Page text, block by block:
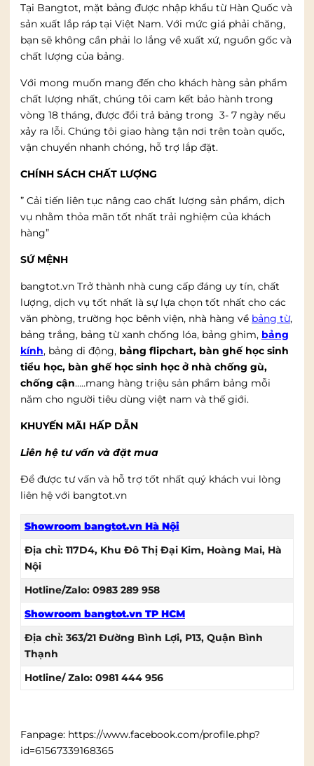
Tại Bangtot, mặt bảng được nhập khẩu từ Hàn Quốc và
sản xuất lắp ráp tại Việt Nam. Với mức giá phải chăng,
bạn sẽ không cần phải lo lắng về xuất xứ, nguồn gốc và
chất lượng của bảng.
Với mong muốn mang đến cho khách hàng sản phẩm
chất lượng nhất, chúng tôi cam kết bảo hành trong
vòng 18 tháng, được đổi trả bảng trong 3- 7 ngày nếu
xảy ra lỗi. Chúng tôi giao hàng tận nơi trên toàn quốc,
vận chuyển nhanh chóng, hỗ trợ lắp đặt.
CHÍNH SÁCH CHẤT LƯỢNG
” Cải tiến liên tục nâng cao chất lượng sản phẩm, dịch
vụ nhằm thỏa mãn tốt nhất trải nghiệm của khách
hàng”
SỨ MỆNH
bangtot.vn Trở thành nhà cung cấp đáng uy tín, chất
lượng, dịch vụ tốt nhất là sự lựa chọn tốt nhất cho các
văn phòng, trường học bênh viện, nhà hàng về bảng từ,
bảng trắng, bảng từ xanh chống lóa, bảng ghim, bảng
kính, bảng di động, bảng flipchart, bàn ghế học sinh
tiểu học, bàn ghế học sinh học ở nhà chống gù,
chống cận…..mang hàng triệu sản phẩm bảng mỗi
năm cho người tiêu dùng việt nam và thế giới.
KHUYẾN MÃI HẤP DẪN
Liên hệ tư vấn và đặt mua
Để được tư vấn và hỗ trợ tốt nhất quý khách vui lòng
liên hệ với bangtot.vn
Showroom bangtot.vn Hà Nội
Địa chỉ: 117D4, Khu Đô Thị Đại Kim, Hoàng Mai, Hà
Nội
Hotline/Zalo: 0983 289 958
Showroom bangtot.vn TP HCM
Địa chỉ: 363/21 Đường Bình Lợi, P13, Quận Bình
Thạnh
Hotline/ Zalo: 0981 444 956
Fanpage: https://www.facebook.com/profile.php?
id=61567339168365